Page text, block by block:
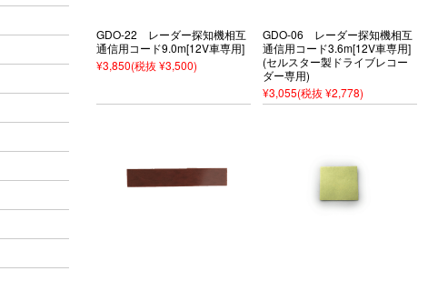
GDO-22 レーダー探知機相互
通信用コード9.0m[12V車専用]
¥3,850(税抜 ¥3,500)
GDO-06 レーダー探知機相互
通信用コード3.6m[12V車専用]
(セルスター製ドライブレコー
ダー専用)
¥3,055(税抜 ¥2,778)